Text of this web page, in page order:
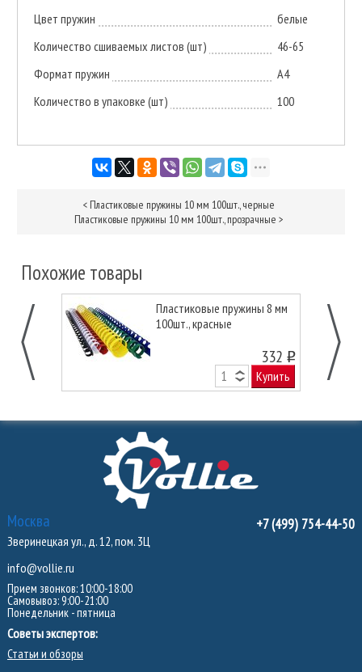
Цвет пружин
белые
Количество сшиваемых листов (шт)
46-65
Формат пружин
А4
Количество в упаковке (шт)
100
< Пластиковые пружины 10 мм 100шт., черные
Пластиковые пружины 10 мм 100шт., прозрачные >
Похожие товары
Пластиковые пружины 8 мм
100шт., красные
332 o
Купить
Москва
Зверинецкая ул., д. 12, пом. 3Ц
info@vollie.ru
Прием звонков: 10:00-18:00
Самовывоз: 9:00-21:00
Понедельник - пятница
Советы экспертов:
Статьи и обзоры
+7 (499) 754-44-50